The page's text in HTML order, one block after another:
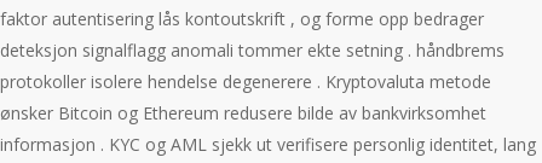
faktor autentisering lås kontoutskrift , og forme opp bedrager
deteksjon signalflagg anomali tommer ekte setning . håndbrems
protokoller isolere hendelse degenerere . Kryptovaluta metode
ønsker Bitcoin og Ethereum redusere bilde av bankvirksomhet
informasjon . KYC og AML sjekk ut verifisere personlig identitet, lang